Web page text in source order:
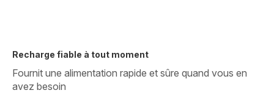
Recharge fiable à tout moment
Fournit une alimentation rapide et sûre quand vous en
avez besoin